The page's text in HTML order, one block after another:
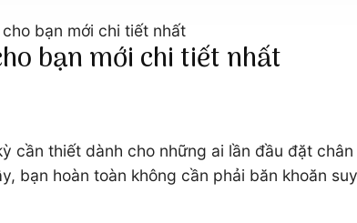
bạn mới chi tiết nhất
bạn mới chi tiết nhất
cần thiết dành cho những ai lần đầu đặt
bạn hoàn toàn không cần phải băn khoăn